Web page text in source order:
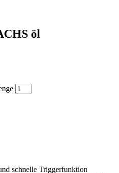
öl
schnelle Triggerfunktion